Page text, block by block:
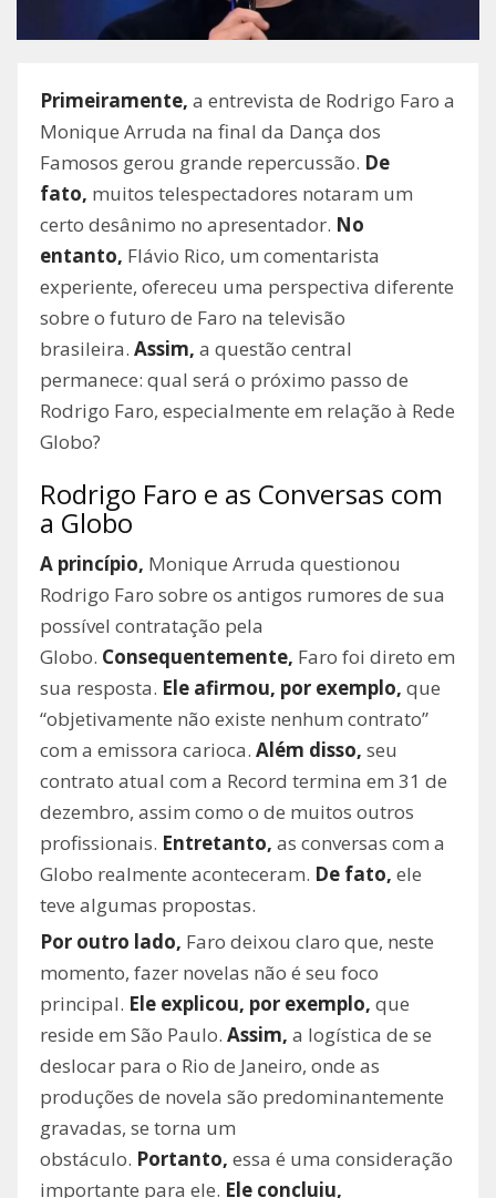
Primeiramente, a entrevista de Rodrigo Faro a
Monique Arruda na final da Dança dos
Famosos gerou grande repercussão. De
fato, muitos telespectadores notaram um
certo desânimo no apresentador. No
entanto, Flávio Rico, um comentarista
experiente, ofereceu uma perspectiva diferente
sobre o futuro de Faro na televisão
brasileira. Assim, a questão central
permanece: qual será o próximo passo de
Rodrigo Faro, especialmente em relação à Rede
Globo?
Rodrigo Faro e as Conversas com
a Globo
A princípio, Monique Arruda questionou
Rodrigo Faro sobre os antigos rumores de sua
possível contratação pela
Globo. Consequentemente, Faro foi direto em
sua resposta. Ele afirmou, por exemplo, que
“objetivamente não existe nenhum contrato”
com a emissora carioca. Além disso, seu
contrato atual com a Record termina em 31 de
dezembro, assim como o de muitos outros
profissionais. Entretanto, as conversas com a
Globo realmente aconteceram. De fato, ele
teve algumas propostas.
Por outro lado, Faro deixou claro que, neste
momento, fazer novelas não é seu foco
principal. Ele explicou, por exemplo, que
reside em São Paulo. Assim, a logística de se
deslocar para o Rio de Janeiro, onde as
produções de novela são predominantemente
gravadas, se torna um
obstáculo. Portanto, essa é uma consideração
importante para ele. Ele concluiu,